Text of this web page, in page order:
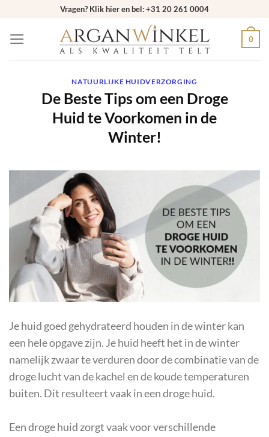
inhoud
Vragen? Klik hier en bel: +31 20 261 0004
0
NATUURLIJKE HUIDVERZORGING
De Beste Tips om een Droge
Huid te Voorkomen in de
Winter!
Je huid goed gehydrateerd houden in de winter kan
een hele opgave zijn. Je huid heeft het in de winter
namelijk zwaar te verduren door de combinatie van de
droge lucht van de kachel en de koude temperaturen
buiten. Dit resulteert vaak in een droge huid.
Een droge huid zorgt vaak voor verschillende